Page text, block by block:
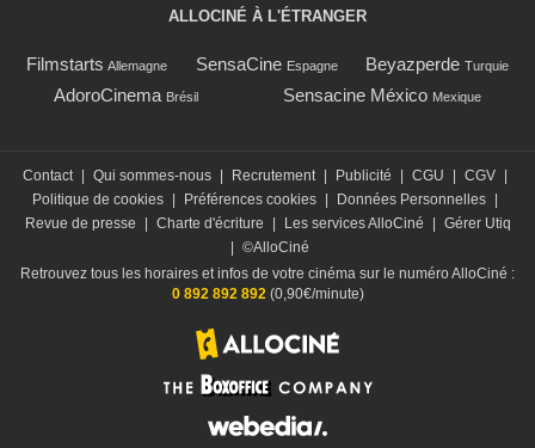
ALLOCINÉ À L'ÉTRANGER
Filmstarts Allemagne SensaCine Espagne Beyazperde Turquie
AdoroCinema Brésil Sensacine México Mexique
Contact Qui sommes-nous Recrutement Publicité CGU CGV
Politique de cookies
Préférences cookies Données Personnelles
Revue de presse
Charte d'écriture Les services AlloCiné
Gérer Utiq
©AlloCiné
Retrouvez tous les horaires et infos de votre cinéma sur le numéro AlloCiné :
0 892 892 892(0,90€/minute)